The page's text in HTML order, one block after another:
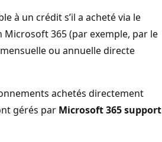
à un crédit s’il a acheté via le
Microsoft 365 (par exemple, par le
ou annuelle directe
achetés directement
gérés par Microsoft 365 support